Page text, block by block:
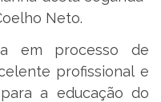
Neto.
em processo de
profissional e
a educação do